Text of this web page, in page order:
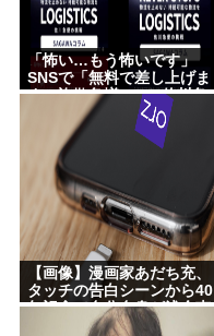
「怖い…もう怖いです」
SNSで「無料で差し上げま
す」詐欺急増 “ニセ佐川急
便”HPに誘導、個人情報要
求 佐川急便「断じて許され
ない」怒り
【画像】漫画家あだち充、
タッチの告白シーンから40
年記念で自分自身が浅倉南
になりきり投稿